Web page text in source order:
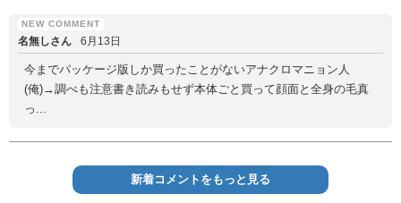
名無しさん 6月13日
今までパッケージ版しか買ったことがないアナクロマニョン人
(俺)→調べも注意書き読みもせず本体ごと買って顔面と全身の毛真
っ...
新着コメントをもっと見る